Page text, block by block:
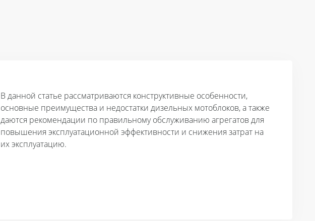
В данной статье рассматриваются конструктивные особенности,
основные преимущества и недостатки дизельных мотоблоков, а также
даются рекомендации по правильному обслуживанию агрегатов для
повышения эксплуатационной эффективности и снижения затрат на
их эксплуатацию.